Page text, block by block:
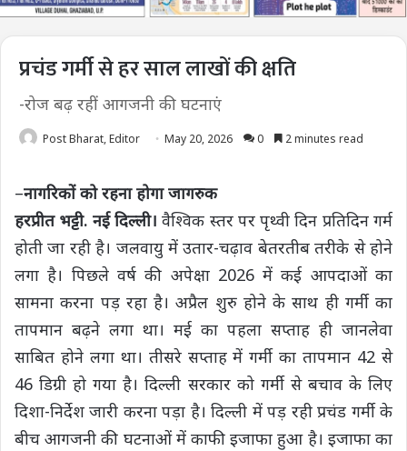
प्रचंड गर्मी से हर साल लाखों की क्षति
-रोज बढ़ रहीं आगजनी की घटनाएं
Post Bharat, Editor May 20, 2026 0 2 minutes read
–नागरिकों को रहना होगा जागरुक
हरप्रीत भट्टी. नई दिल्ली। वैश्विक स्तर पर पृथ्वी दिन प्रतिदिन गर्म
होती जा रही है। जलवायु में उतार-चढ़ाव बेतरतीब तरीके से होने
लगा है। पिछले वर्ष की अपेक्षा 2026 में कई आपदाओं का
सामना करना पड़ रहा है। अप्रैल शुरु होने के साथ ही गर्मी का
तापमान बढ़ने लगा था। मई का पहला सप्ताह ही जानलेवा
साबित होने लगा था। तीसरे सप्ताह में गर्मी का तापमान 42 से
46 डिग्री हो गया है। दिल्ली सरकार को गर्मी से बचाव के लिए
दिशा-निर्देश जारी करना पड़ा है। दिल्ली में पड़ रही प्रचंड गर्मी के
बीच आगजनी की घटनाओं में काफी इजाफा हुआ है। इजाफा का